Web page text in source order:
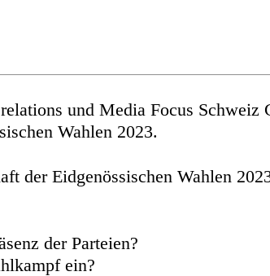
und Media Focus
Wahlen 2023.
der Eidgenössischen Wahlen
der Parteien?
ein?